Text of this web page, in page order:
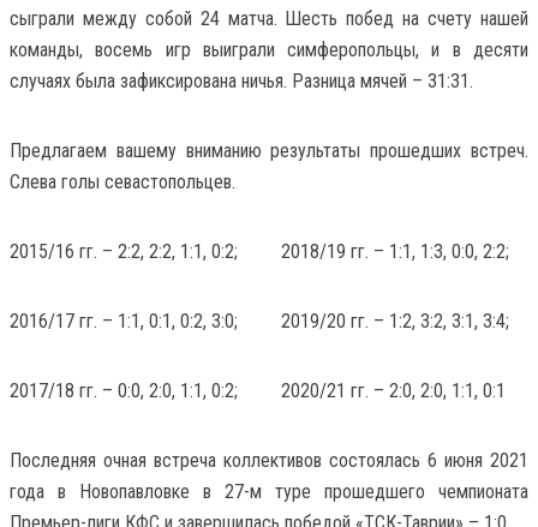
сыграли между собой 24 матча. Шесть побед на счету нашей
команды, восемь игр выиграли симферопольцы, и в десяти
случаях была зафиксирована ничья. Разница мячей – 31:31.
Предлагаем вашему вниманию результаты прошедших встреч.
Слева голы севастопольцев.
2015/16 гг. – 2:2, 2:2, 1:1, 0:2; 2018/19 гг. – 1:1, 1:3, 0:0, 2:2;
2016/17 гг. – 1:1, 0:1, 0:2, 3:0; 2019/20 гг. – 1:2, 3:2, 3:1, 3:4;
2017/18 гг. – 0:0, 2:0, 1:1, 0:2; 2020/21 гг. – 2:0, 2:0, 1:1, 0:1
Последняя очная встреча коллективов состоялась 6 июня 2021
года в Новопавловке в 27-м туре прошедшего чемпионата